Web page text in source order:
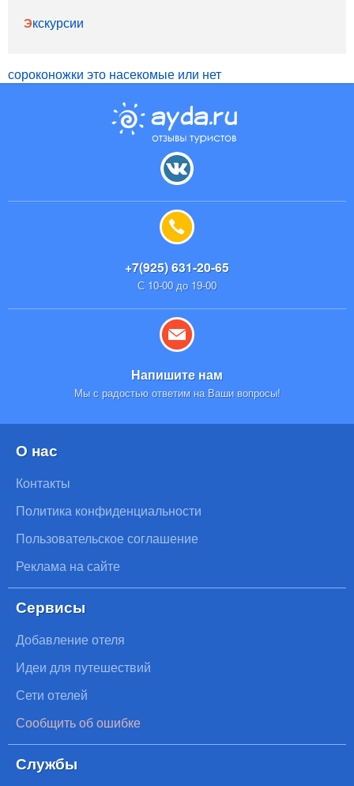
Экскурсии
сороконожки это насекомые или нет
+7(925) 631-20-65
С 10-00 до 19-00
Напишите нам
Мы с радостью ответим на Ваши вопросы!
О нас
Контакты
Политика конфиденциальности
Пользовательское соглашение
Реклама на сайте
Сервисы
Добавление отеля
Идеи для путешествий
Сети отелей
Сообщить об ошибке
Службы